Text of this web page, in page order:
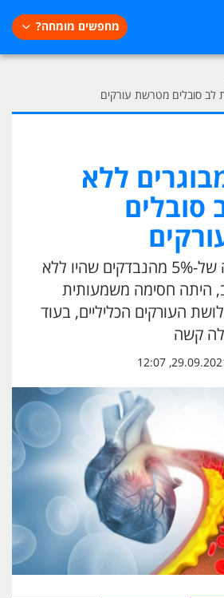
מחפשים מומחה?
ללא
סובלים
מחקר שוודי הראה של-5% מהנבדקים שהיו ללא
היתה חסימה משמעותית
העורקים הכליליים, בעוד
29.09.2021,